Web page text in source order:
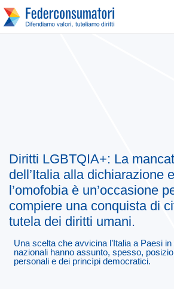
Diritti LGBTQIA+: La
dell’Italia alla dichiarazione
l’omofobia è un’occasione
compiere una conquista di
tutela dei diritti umani.
Una scelta che avvicina l’Italia a Paesi
nazionali hanno assunto, spesso,
personali e dei princìpi democratici.